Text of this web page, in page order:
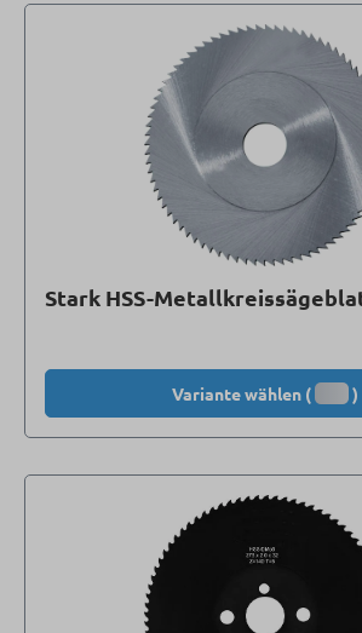
Stark HSS-
Variante wählen ( )